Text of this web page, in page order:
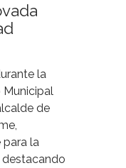
la
Municipal
de
la
destacando